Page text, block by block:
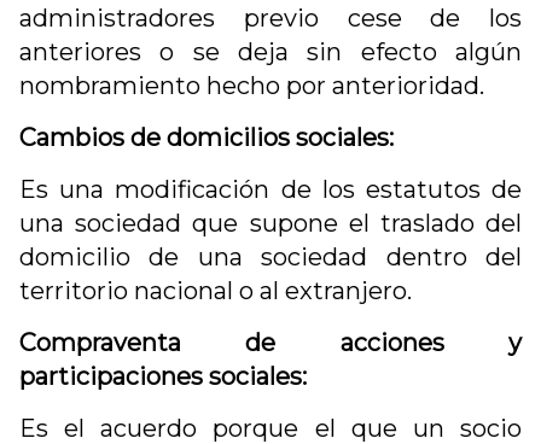
administradores previo cese de los
anteriores o se deja sin efecto algún
nombramiento hecho por anterioridad.
Cambios de domicilios sociales:
Es una modificación de los estatutos de
una sociedad que supone el traslado del
domicilio de una sociedad dentro del
territorio nacional o al extranjero.
Compraventa de acciones y
participaciones sociales:
Es el acuerdo porque el que un socio